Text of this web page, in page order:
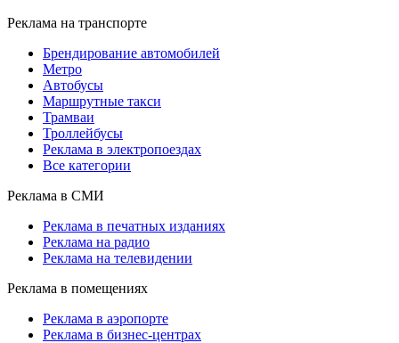
Реклама на транспорте
Брендирование автомобилей
Метро
Автобусы
Маршрутные такси
Трамваи
Троллейбусы
Реклама в электропоездах
Все категории
Реклама в СМИ
Реклама в печатных изданиях
Реклама на радио
Реклама на телевидении
Реклама в помещениях
Реклама в аэропорте
Реклама в бизнес-центрах